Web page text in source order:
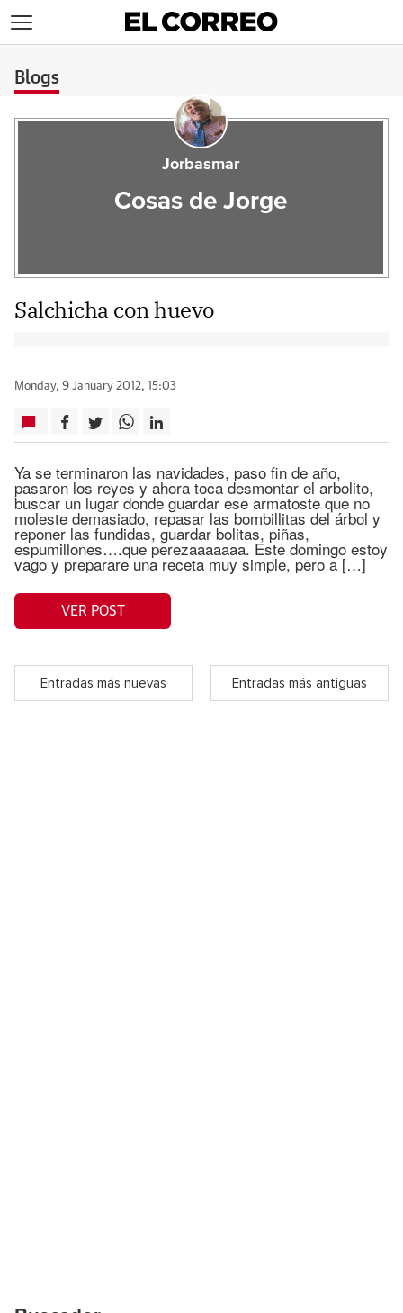
Blogs
Jorbasmar
Cosas de Jorge
Salchicha con huevo
Monday, 9 January 2012, 15:03
Ya se terminaron las navidades, paso fin de año,
pasaron los reyes y ahora toca desmontar el arbolito,
buscar un lugar donde guardar ese armatoste que no
moleste demasiado, repasar las bombillitas del árbol y
reponer las fundidas, guardar bolitas, piñas,
espumillones….que perezaaaaaaa. Este domingo estoy
vago y preparare una receta muy simple, pero a […]
VER POST
Entradas más nuevas Entradas más antiguas